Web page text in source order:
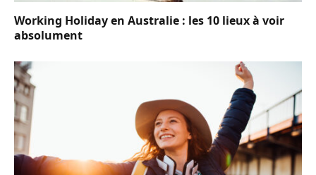
Working Holiday en Australie : les 10 lieux à voir
absolument